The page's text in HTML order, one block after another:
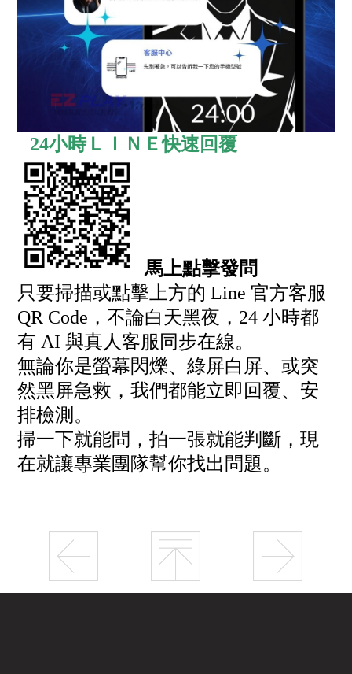
24小時ＬＩＮＥ快速回覆
馬上點擊發問
只要掃描或點擊上方的 Line 官方客服
QR Code，不論白天黑夜，24 小時都
有 AI 與真人客服同步在線。
無論你是螢幕閃爍、綠屏白屏、或突
然黑屏急救，我們都能立即回覆、安
排檢測。
掃一下就能問，拍一張就能判斷，現
在就讓專業團隊幫你找出問題。